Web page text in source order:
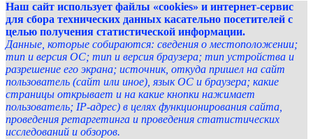
Наш сайт использует файлы «cookies» и интернет-сервис
для сбора технических данных касательно посетителей с
целью получения статистической информации.
Данные, которые собираются: сведения о местоположении;
тип и версия ОС; тип и версия браузера; тип устройства и
разрешение его экрана; источник, откуда пришел на сайт
пользователь (сайт или иное), язык ОС и браузера; какие
страницы открывает и на какие кнопки нажимает
пользователь; IP-адрес) в целях функционирования сайта,
проведения ретаргетинга и проведения статистических
исследований и обзоров.